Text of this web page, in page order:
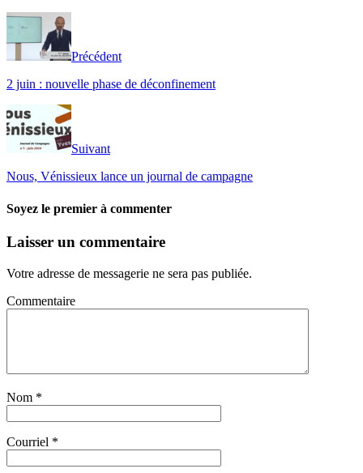
Précédent
2 juin : nouvelle phase de déconfinement
Suivant
Nous, Vénissieux lance un journal de campagne
Soyez le premier à commenter
Laisser un commentaire
Votre adresse de messagerie ne sera pas publiée.
Commentaire
Nom *
Courriel *